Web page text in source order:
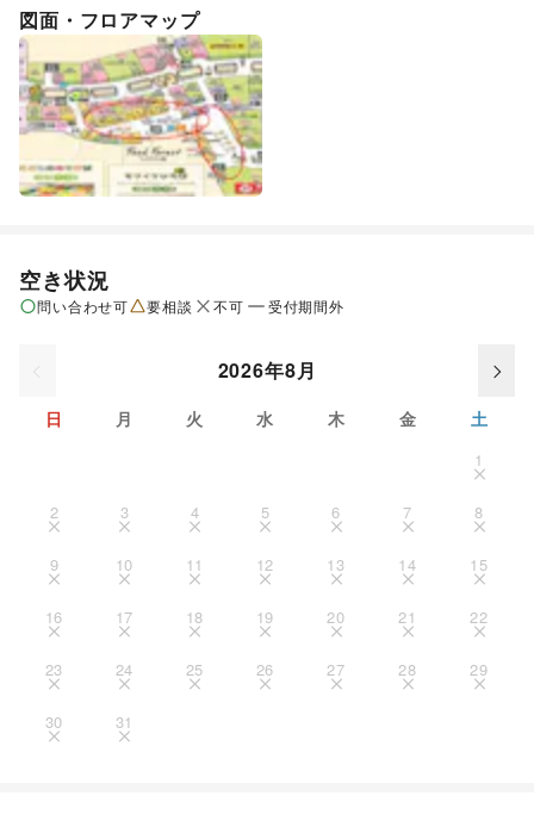
図面・フロアマップ
空き状況
問い合わせ可 要相談 不可 受付期間外
2026年8月
日 月 火 水 木 金 土
1
2 3 4 5 6 7 8
9 10 11 12 13 14 15
16 17 18 19 20 21 22
23 24 25 26 27 28 29
30 31